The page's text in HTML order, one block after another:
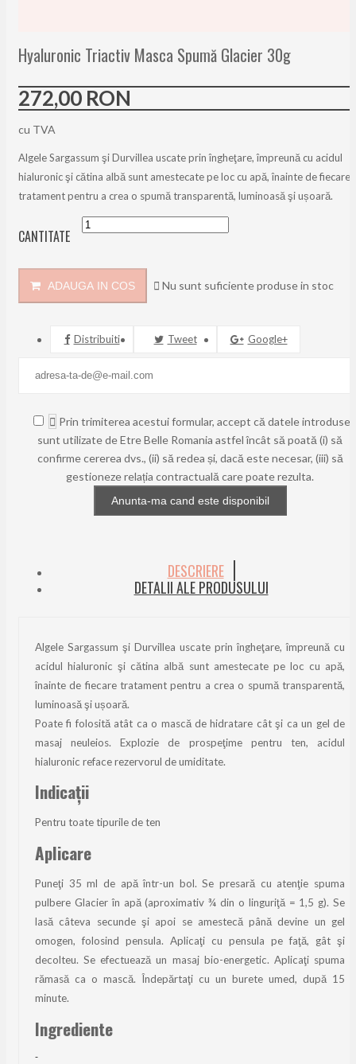
Hyaluronic Triactiv Masca Spumă Glacier 30g
272,00 RON
cu TVA
Algele Sargassum şi Durvillea uscate prin îngheţare, împreună cu acidul
hialuronic şi cătina albă sunt amestecate pe loc cu apă, înainte de fiecare
tratament pentru a crea o spumă transparentă, luminoasă şi ușoară.
CANTITATE
ADAUGA IN COS  Nu sunt suficiente produse in stoc
Distribuiti Tweet Google+
 Prin trimiterea acestui formular, accept că datele introduse
sunt utilizate de Etre Belle Romania astfel încât să poată (i) să
confirme cererea dvs., (ii) să redea și, dacă este necesar, (iii) să
gestioneze relația contractuală care poate rezulta.
Anunta-ma cand este disponibil
DESCRIERE
DETALII ALE PRODUSULUI
Algele Sargassum şi Durvillea uscate prin îngheţare, împreună cu
acidul hialuronic şi cătina albă sunt amestecate pe loc cu apă,
înainte de fiecare tratament pentru a crea o spumă transparentă,
luminoasă şi ușoară.
Poate fi folosită atât ca o mască de hidratare cât şi ca un gel de
masaj neuleios. Explozie de prospeţime pentru ten, acidul
hialuronic reface rezervorul de umiditate.
Indicaţii
Pentru toate tipurile de ten
Aplicare
Puneţi 35 ml de apă într-un bol. Se presară cu atenţie spuma
pulbere Glacier în apă (aproximativ ¾ din o linguriţă = 1,5 g). Se
lasă câteva secunde şi apoi se amestecă până devine un gel
omogen, folosind pensula. Aplicaţi cu pensula pe faţă, gât şi
decolteu. Se efectuează un masaj bio-energetic. Aplicaţi spuma
rămasă ca o mască. Îndepărtaţi cu un burete umed, după 15
minute.
Ingrediente
-